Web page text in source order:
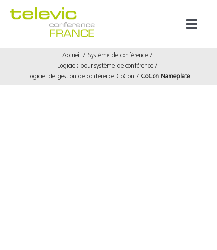
Accueil
Système de conférence
Logiciels pour système de conférence
Logiciel de gestion de conférence CoCon
CoCon Nameplate